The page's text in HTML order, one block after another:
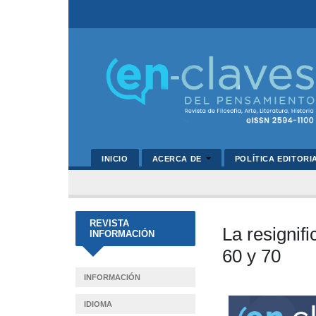
INICIO ACERCA DE POLÍTICA
REVISTA
INFORMACIÓN
INFORMACIÓN
IDIOMA
La
60 y 70
Barra